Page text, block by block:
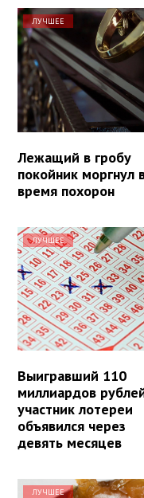
ЛУЧШЕЕ
Лежащий в гробу
покойник моргнул
время похорон
ЛУЧШЕЕ
Выигравший 110
миллиардов
участник лотереи
объявился через
девять месяцев
ЛУЧШЕЕ